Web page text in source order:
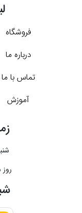
فروشگاه
درباره ما
تماس با ما
آموزش
روز